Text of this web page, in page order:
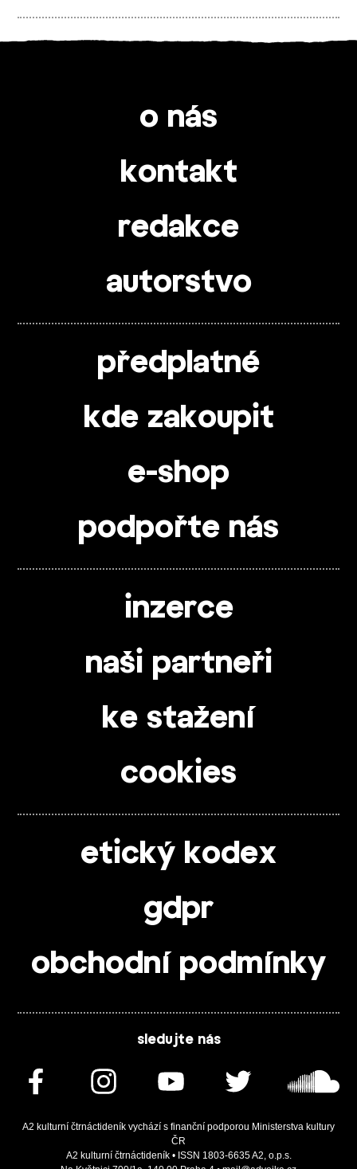
o nás
kontakt
redakce
autorstvo
předplatné
kde zakoupit
e-shop
podpořte nás
inzerce
naši partneři
ke stažení
cookies
etický kodex
gdpr
obchodní podmínky
sledujte nás
A2 kulturní čtrnáctideník vychází s finanční podporou Ministerstva kultury
ČR
A2 kulturní čtrnáctideník • ISSN 1803-6635 A2, o.p.s.